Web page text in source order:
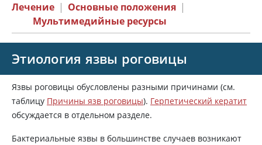
Лечение | Основные положения |
Мультимедийные ресурсы
Этиология язвы роговицы
Язвы роговицы обусловлены разными причинами (см.
таблицу Причины язв роговицы). Герпетический кератит
обсуждается в отдельном разделе.
Бактериальные язвы в большинстве случаев возникают